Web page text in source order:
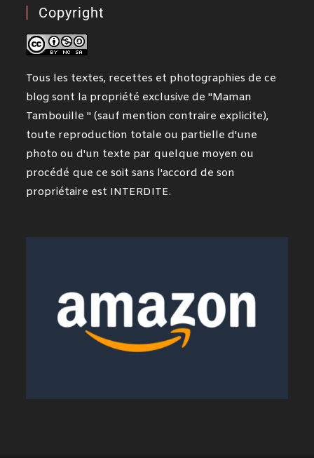
Copyright
Tous les textes, recettes et photographies de ce
blog sont la propriété exclusive de "Maman
Tambouille " (sauf mention contraire explicite),
toute reproduction totale ou partielle d'une
photo ou d'un texte par quelque moyen ou
procédé que ce soit sans l'accord de son
propriétaire est INTERDITE.